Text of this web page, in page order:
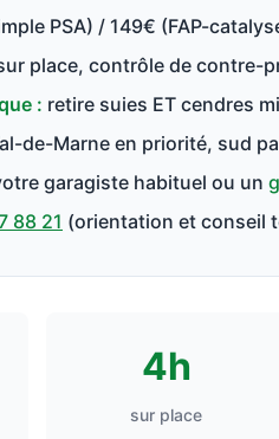
PSA) / 149€ (FAP-
place, contrôle de contre-
: retire suies ET cendres
de-Marne en priorité, sud
garagiste habituel ou un
88 21 (orientation et conseil
4h
sur place